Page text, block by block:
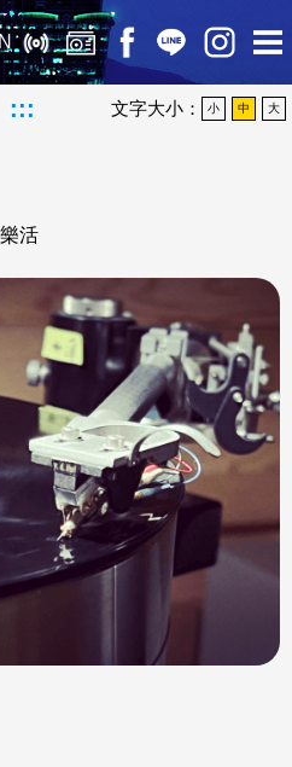
::: 文字大小： 小 中 大
活